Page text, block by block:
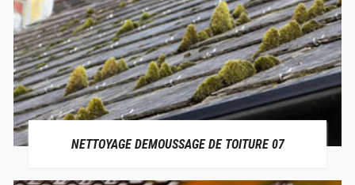
NETTOYAGE DEMOUSSAGE DE TOITURE 07